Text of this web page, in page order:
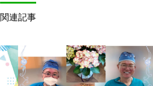
関連記事